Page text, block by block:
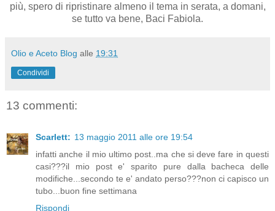
più, spero di ripristinare almeno il tema in serata, a domani,
se tutto va bene, Baci Fabiola.
Olio e Aceto Blog alle 19:31
Condividi
13 commenti:
Scarlett: 13 maggio 2011 alle ore 19:54
infatti anche il mio ultimo post..ma che si deve fare in questi
casi???il mio post e' sparito pure dalla bacheca delle
modifiche...secondo te e' andato perso???non ci capisco un
tubo...buon fine settimana
Rispondi